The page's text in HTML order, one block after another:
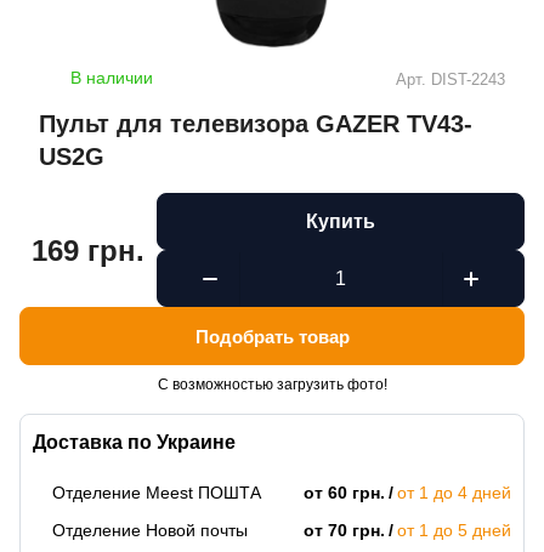
В наличии Арт. DIST-2243
Пульт для телевизора GAZER TV43-
US2G
Доставка по Украине
Отделение Meest ПОШТА от 60 грн.
от 1 до 4 дней
Отделение Новой почты
от 70 грн.
от 1 до 5 дней
169 грн.
Купить
Подобрать товар
С возможностью загрузить фото!